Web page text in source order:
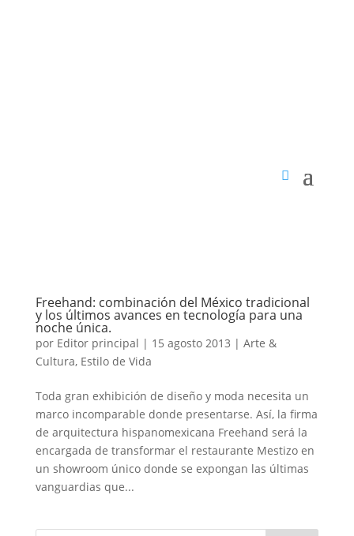
Freehand: combinación del México tradicional
y los últimos avances en tecnología para una
noche única.
por Editor principal | 15 agosto 2013 | Arte &
Cultura, Estilo de Vida
Toda gran exhibición de diseño y moda necesita un
marco incomparable donde presentarse. Así, la firma
de arquitectura hispanomexicana Freehand será la
encargada de transformar el restaurante Mestizo en
un showroom único donde se expongan las últimas
vanguardias que...